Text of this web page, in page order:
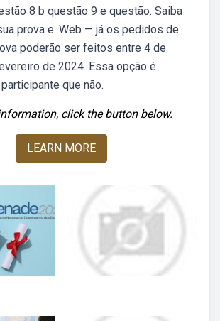
8 b questão 9 e questão. Saiba
prova e. Web — já os pedidos de
poderão ser feitos entre 4 de
de 2024. Essa opção é
que não.
click the button below.
LEARN MORE